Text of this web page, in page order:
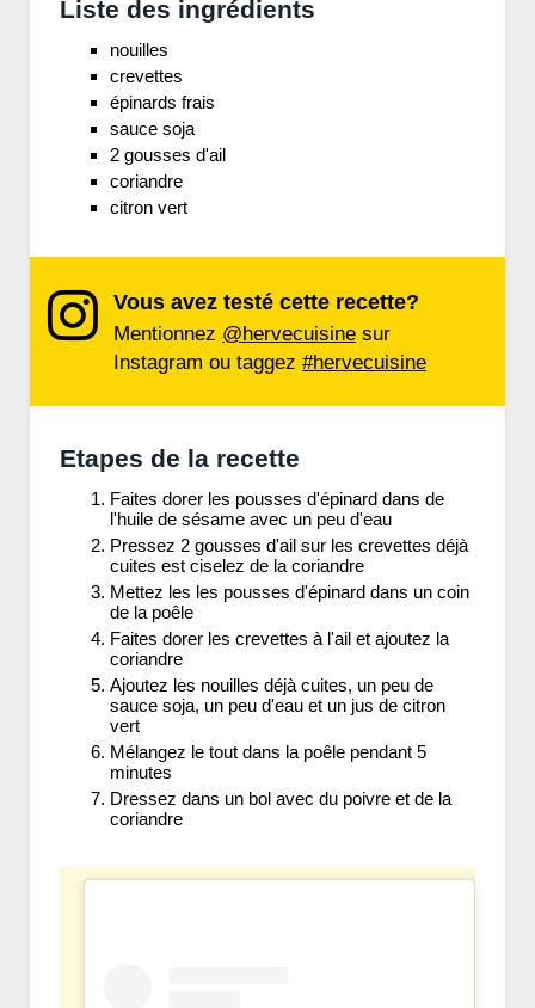
Liste des ingrédients
nouilles
crevettes
épinards frais
sauce soja
2 gousses d'ail
coriandre
citron vert
Vous avez testé cette recette?
Mentionnez @hervecuisine sur
Instagram ou taggez #hervecuisine
Etapes de la recette
Faites dorer les pousses d'épinard dans de
l'huile de sésame avec un peu d'eau
Pressez 2 gousses d'ail sur les crevettes déjà
cuites est ciselez de la coriandre
Mettez les les pousses d'épinard dans un coin
de la poêle
Faites dorer les crevettes à l'ail et ajoutez la
coriandre
Ajoutez les nouilles déjà cuites, un peu de
sauce soja, un peu d'eau et un jus de citron
vert
Mélangez le tout dans la poêle pendant 5
minutes
Dressez dans un bol avec du poivre et de la
coriandre